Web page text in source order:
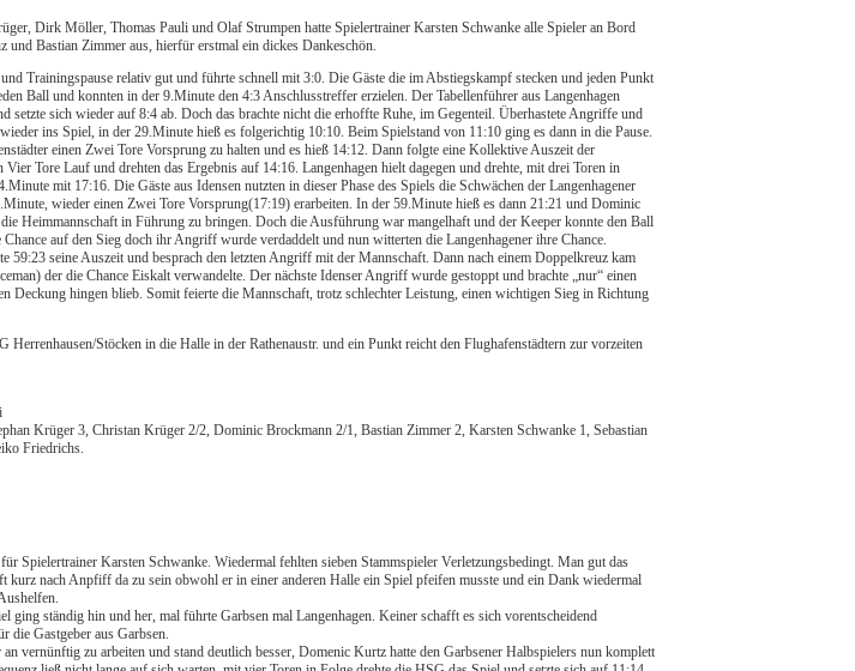
Dirk Möller, Thomas Pauli und Olaf Strumpen hatte Spielertrainer Karsten Schwanke alle Spieler an Bord
und Bastian Zimmer aus, hierfür erstmal ein dickes Dankeschön.
Trainingspause relativ gut und führte schnell mit 3:0. Die Gäste die im Abstiegskampf stecken und jeden Punkt
Ball und konnten in der 9.Minute den 4:3 Anschlusstreffer erzielen. Der Tabellenführer aus Langenhagen
setzte sich wieder auf 8:4 ab. Doch das brachte nicht die erhoffte Ruhe, im Gegenteil. Überhastete Angriffe und
ins Spiel, in der 29.Minute hieß es folgerichtig 10:10. Beim Spielstand von 11:10 ging es dann in die Pause.
einen Zwei Tore Vorsprung zu halten und es hieß 14:12. Dann folgte eine Kollektive Auszeit der
Vier Tore Lauf und drehten das Ergebnis auf 14:16. Langenhagen hielt dagegen und drehte, mit drei Toren in
mit 17:16. Die Gäste aus Idensen nutzten in dieser Phase des Spiels die Schwächen der Langenhagener
wieder einen Zwei Tore Vorsprung(17:19) erarbeiten. In der 59.Minute hieß es dann 21:21 und Dominic
Heimmannschaft in Führung zu bringen. Doch die Ausführung war mangelhaft und der Keeper konnte den Ball
auf den Sieg doch ihr Angriff wurde verdaddelt und nun witterten die Langenhagener ihre Chance.
seine Auszeit und besprach den letzten Angriff mit der Mannschaft. Dann nach einem Doppelkreuz kam
der die Chance Eiskalt verwandelte. Der nächste Idenser Angriff wurde gestoppt und brachte „nur“ einen
Deckung hingen blieb. Somit feierte die Mannschaft, trotz schlechter Leistung, einen wichtigen Sieg in Richtung
Stöcken in die Halle in der Rathenaustr. und ein Punkt reicht den Flughafenstädtern zur vorzeiten
Krüger 3, Christan Krüger 2/2, Dominic Brockmann 2/1, Bastian Zimmer 2, Karsten Schwanke 1, Sebastian
Friedrichs.
Spielertrainer Karsten Schwanke. Wiedermal fehlten sieben Stammspieler Verletzungsbedingt. Man gut das
kurz nach Anpfiff da zu sein obwohl er in einer anderen Halle ein Spiel pfeifen musste und ein Dank wiedermal
ging ständig hin und her, mal führte Garbsen mal Langenhagen. Keiner schafft es sich vorentscheidend
die Gastgeber aus Garbsen.
vernünftig zu arbeiten und stand deutlich besser, Domenic Kurtz hatte den Garbsener Halbspielers nun komplett